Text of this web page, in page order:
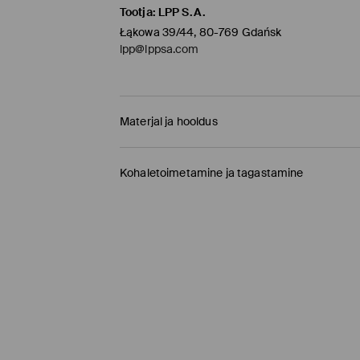
Tootja: LPP S.A.
Łąkowa 39/44, 80-769 Gdańsk
lpp@lppsa.com
Materjal ja hooldus
Kohaletoimetamine ja tagastamine